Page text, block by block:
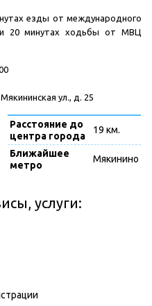
езды от международного
и 20 минутах ходьбы от МВЦ
ул., д. 25
Расстояние до
центра города
19 км.
Ближайшее
метро
Мякинино
услуги: